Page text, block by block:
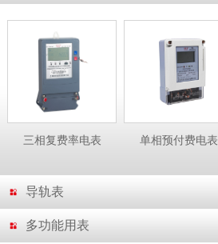
三相复费率电表 单相预付费电表
导轨表
多功能用表